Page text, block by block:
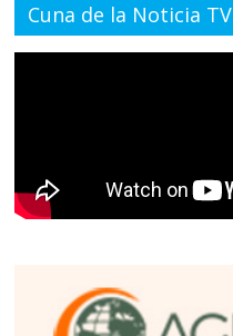
Cuna de la Noticia TV